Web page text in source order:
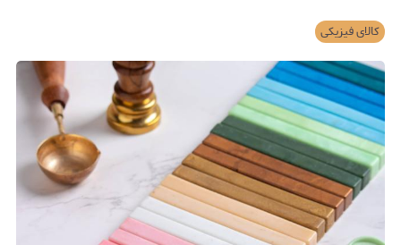
کالای فیزیکی